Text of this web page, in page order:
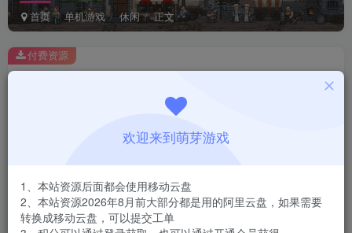
首页 单机游戏 休闲 正文
此内容为付费资源，请付费后查看
￥1
免费
登录购买
付费资源
欢迎来到萌芽游戏
1、本站资源后面都会使用移动云盘
2、本站资源2026年8月前大部分都是用的阿里云盘，如果需要
转换成移动云盘，可以提交工单